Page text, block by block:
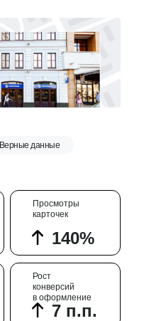
Просмотры
карточек
140%
Верные данные
Рост
конверсий
в оформление
7 п.п.